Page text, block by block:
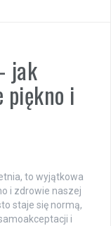
jak
piękno i
to wyjątkowa
i zdrowie naszej
staje się normą,
i